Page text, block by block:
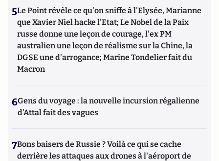
5Le Point révèle ce qu'on sniffe à l'Elysée, Marianne
que Xavier Niel hacke l'Etat; Le Nobel de la Paix
russe donne une leçon de courage, l'ex PM
australien une leçon de réalisme sur la Chine, la
DGSE une d'arrogance; Marine Tondelier fait du
Macron
6Gens du voyage : la nouvelle incursion régalienne
d'Attal fait des vagues
7Bons baisers de Russie ? Voilà ce qui se cache
derrière les attaques aux drones à l'aéroport de